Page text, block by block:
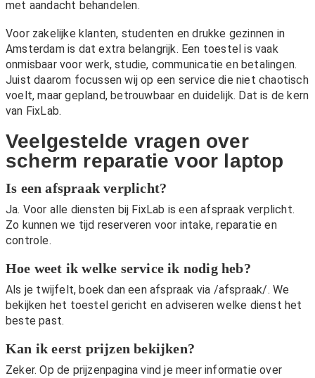
met aandacht behandelen.
Voor zakelijke klanten, studenten en drukke gezinnen in
Amsterdam is dat extra belangrijk. Een toestel is vaak
onmisbaar voor werk, studie, communicatie en betalingen.
Juist daarom focussen wij op een service die niet chaotisch
voelt, maar gepland, betrouwbaar en duidelijk. Dat is de kern
van FixLab.
Veelgestelde vragen over
scherm reparatie voor laptop
Is een afspraak verplicht?
Ja. Voor alle diensten bij FixLab is een afspraak verplicht.
Zo kunnen we tijd reserveren voor intake, reparatie en
controle.
Hoe weet ik welke service ik nodig heb?
Als je twijfelt, boek dan een afspraak via /afspraak/. We
bekijken het toestel gericht en adviseren welke dienst het
beste past.
Kan ik eerst prijzen bekijken?
Zeker. Op de prijzenpagina vind je meer informatie over